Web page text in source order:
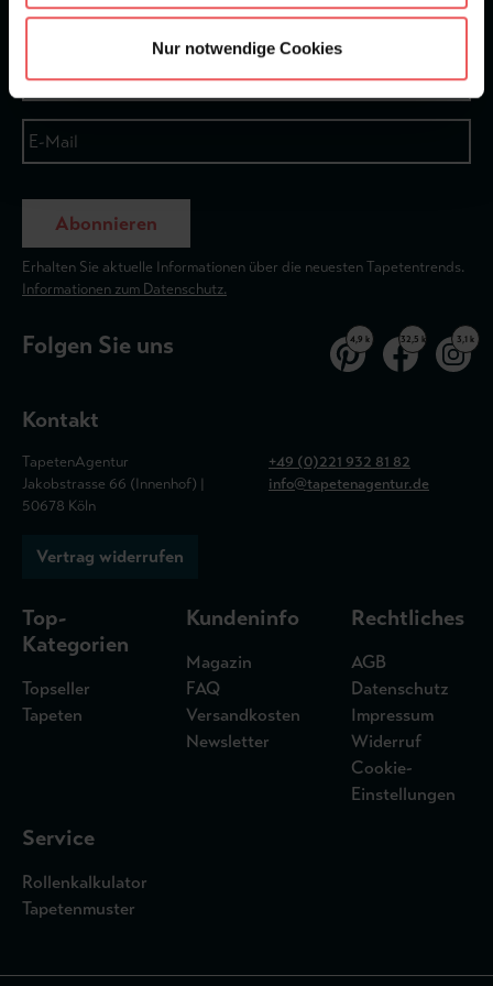
Nur notwendige Cookies
Newsletter
Abonnieren
Erhalten Sie aktuelle Informationen über die neuesten Tapetentrends.
Informationen zum Datenschutz.
Folgen Sie uns 4,9 k 32,5 k 3,1 k
Kontakt
TapetenAgentur
Jakobstrasse 66 (Innenhof) |
50678 Köln
+49 (0)221 932 81 82
info@tapetenagentur.de
Vertrag widerrufen
Top-
Kategorien
Topseller
Tapeten
Kundeninfo
Magazin
FAQ
Versandkosten
Newsletter
Rechtliches
AGB
Datenschutz
Impressum
Widerruf
Cookie-
Einstellungen
Service
Rollenkalkulator
Tapetenmuster